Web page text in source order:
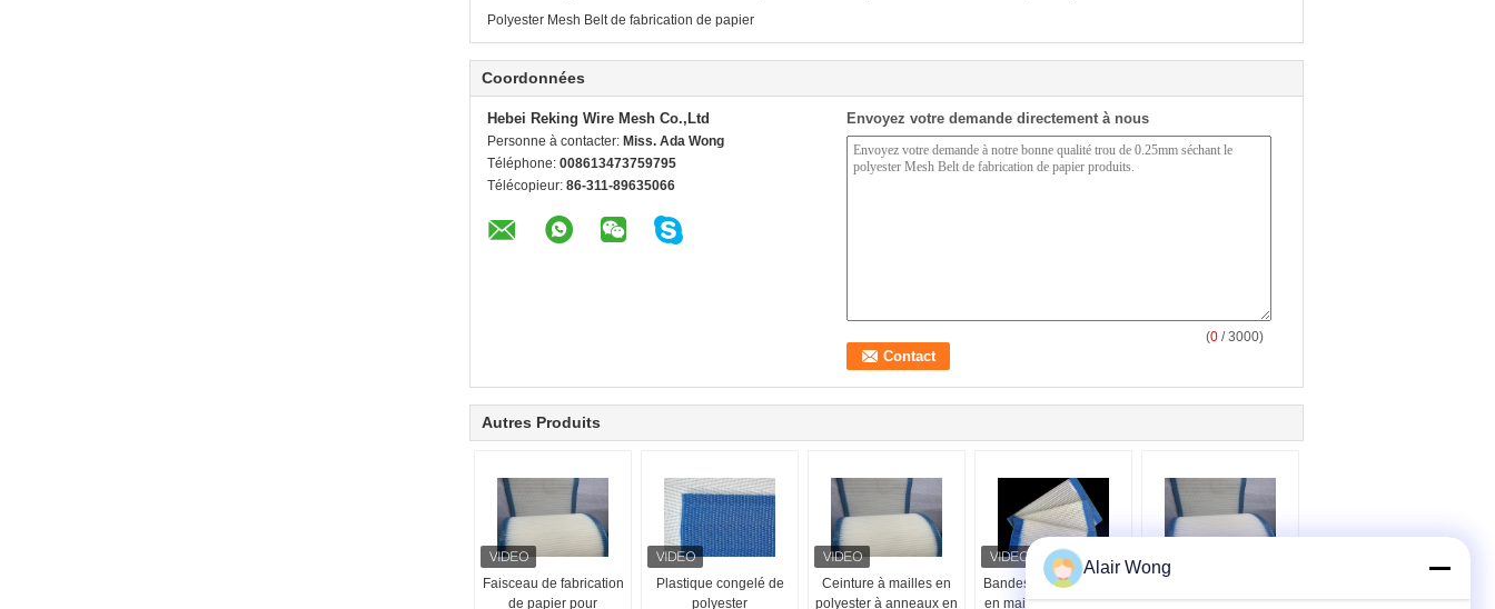
Polyester Mesh Belt de fabrication de papier
Coordonnées
Hebei Reking Wire Mesh Co.,Ltd
Personne à contacter: Miss. Ada Wong
Téléphone: 008613473759795
Télécopieur: 86-311-89635066
Envoyez votre demande directement à nous
(0 / 3000)
Autres Produits
Faisceau de fabrication
de papier pour
Plastique congelé de
polyester
Ceinture à mailles en
polyester à anneaux en
Bandes transporteuses
en maille en spirale en
filtres à filet en
Alair Wong